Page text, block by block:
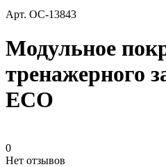
Арт. ОС-13843
Модульное
тренажерного
ECO
0
Нет отзывов